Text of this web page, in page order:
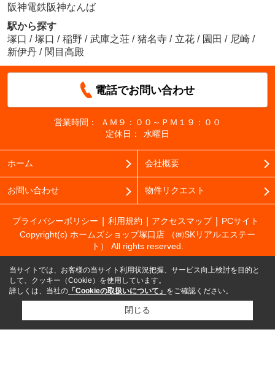
阪神電鉄阪神なんば
駅から探す
塚口 / 塚口 / 稲野 / 武庫之荘 / 猪名寺 / 立花 / 園田 / 尼崎 /
新伊丹 / 関目高殿
電話でお問い合わせ
営業時間：
ＡＭ９：００～ＰＭ１９：００
定休日：
水曜日
ホーム 会社概要
お問い合わせ 物件リクエスト
プライバシーポリシー 利用規約 アクセスマップ
PCサイト
Copyright(c) ホームズショップ塚口店 （㈱SKリアルエステー
ト） All rights reserved.
当サイトでは、お客様の当サイト利用状況把握、サービス向上検討を目的と
して、クッキー（Cookie）を使用しています。
詳しくは、当社の 「Cookieの取扱いについて」 をご確認ください。
閉じる